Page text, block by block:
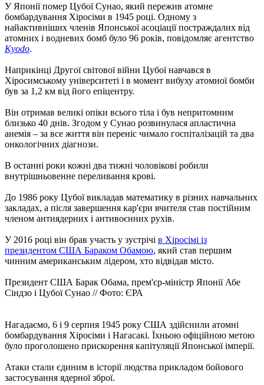
У Японії помер Цубої Сунао, який пережив атомне
бомбардування Хіросіми в 1945 році. Одному з
найактивніших членів Японської асоціації постраждалих від
атомних і водневих бомб було 96 років, повідомляє агентство
Kyodo.
Наприкінці Другої світової війни Цубої навчався в
Хіросимському університеті і в момент вибуху атомної бомби
був за 1,2 км від його епіцентру.
Він отримав великі опіки всього тіла і був непритомним
близько 40 днів. Згодом у Сунао розвинулася апластична
анемія – за все життя він переніс чимало госпіталізацій та два
онкологічних діагнози.
В останні роки кожні два тижні чоловікові робили
внутрішньовенне переливання крові.
До 1986 року Цубої викладав математику в різних навчальних
закладах, а після завершення кар'єри вчителя став постійним
членом антиядерних і антивоєнних рухів.
У 2016 році він брав участь у зустрічі в Хіросімі із
президентом США Бараком Обамою, який став першим
чинним американським лідером, хто відвідав місто.
Президент США Барак Обама, прем'єр-міністр Японії Абе
Сіндзо і Цубої Сунао // Фото: ЄРА
Нагадаємо, 6 і 9 серпня 1945 року США здійснили атомні
бомбардування Хіросіми і Нагасакі. Їхньою офіційною метою
було проголошено прискорення капітуляції Японської імперії.
Атаки стали єдиним в історії людства прикладом бойового
застосування ядерної зброї.